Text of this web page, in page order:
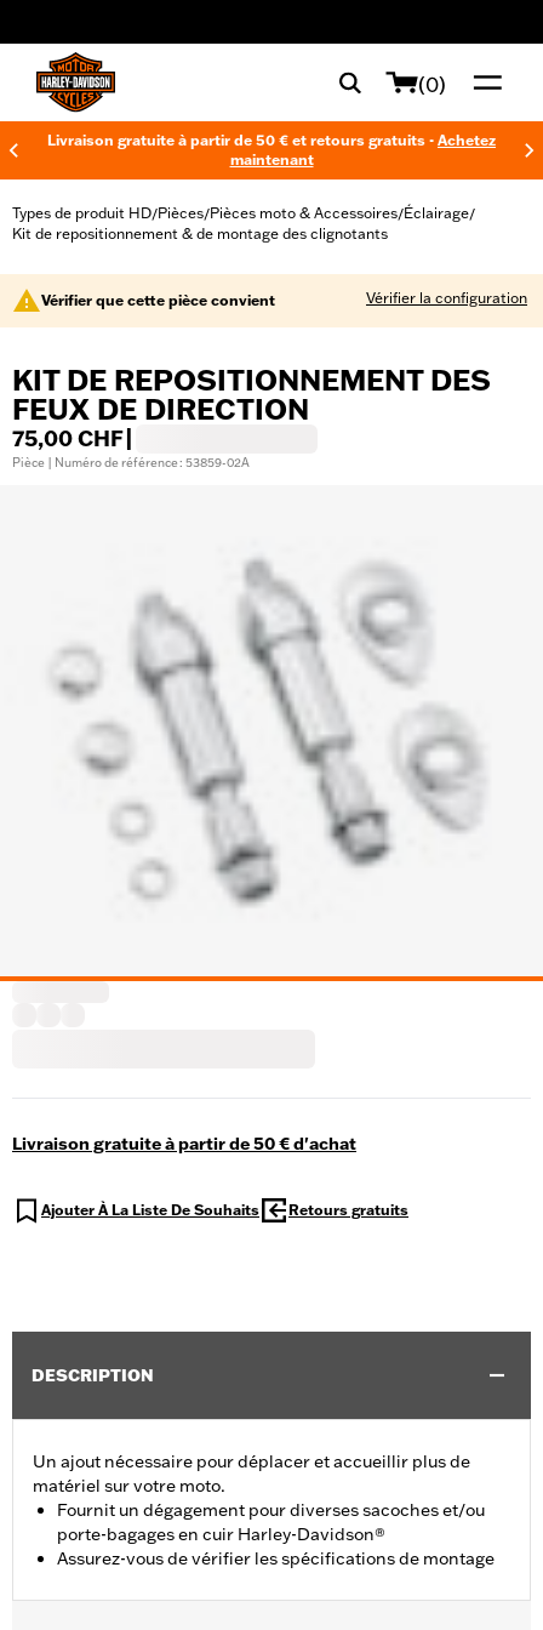
(0)
Livraison gratuite à partir de 50 € et retours gratuits - Achetez
maintenant
Types de produit HD/Pièces/Pièces moto & Accessoires/Éclairage/
Kit de repositionnement & de montage des clignotants
Vérifier que cette pièce convient Vérifier la configuration
KIT DE REPOSITIONNEMENT DES
FEUX DE DIRECTION
75,00 CHF
Pièce | Numéro de référence : 53859-02A
Livraison gratuite à partir de 50 € d'achat
Ajouter À La Liste De Souhaits Retours gratuits
DESCRIPTION
Un ajout nécessaire pour déplacer et accueillir plus de
matériel sur votre moto.
Fournit un dégagement pour diverses sacoches et/ou
porte-bagages en cuir Harley-Davidson®
Assurez-vous de vérifier les spécifications de montage